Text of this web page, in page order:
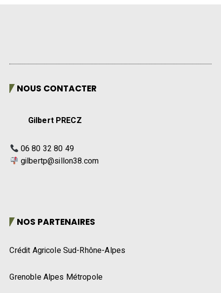
NOUS CONTACTER
Gilbert PRECZ
06 80 32 80 49
gilbertp@sillon38.com
NOS PARTENAIRES
Crédit Agricole Sud-Rhône-Alpes
Grenoble Alpes Métropole